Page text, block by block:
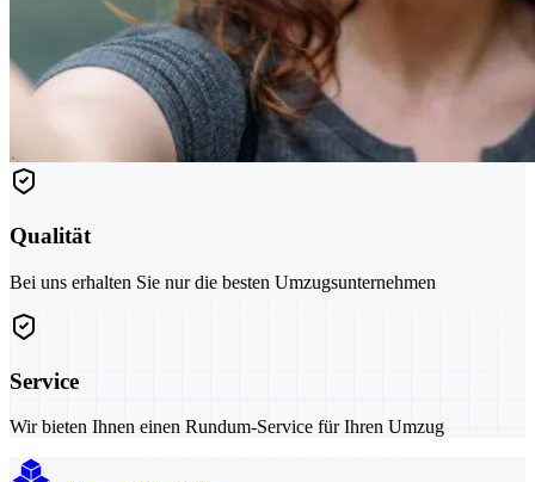
Qualität
Bei uns erhalten Sie nur die besten Umzugsunternehmen
Service
Wir bieten Ihnen einen Rundum-Service für Ihren Umzug